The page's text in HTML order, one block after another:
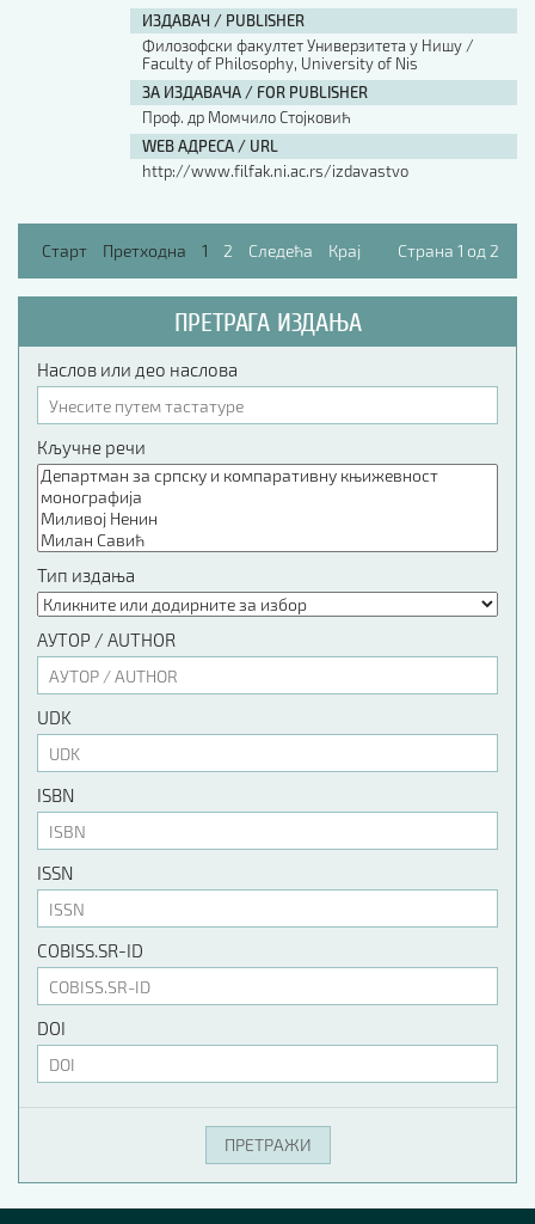
ИЗДАВАЧ / PUBLISHER
Филозофски факултет Универзитета у Нишу /
Faculty of Philosophy, University of Nis
ЗА ИЗДАВАЧА / FOR PUBLISHER
Проф. др Момчило Стојковић
WEB АДРЕСА / URL
http://www.filfak.ni.ac.rs/izdavastvo
Старт Претходна 1 2 Следећа Крај Страна 1 од 2
ПРЕТРАГА ИЗДАЊА
Наслов или део наслова
Кључне речи
Тип издања
АУТОР / AUTHOR
UDK
ISBN
ISSN
COBISS.SR-ID
DOI